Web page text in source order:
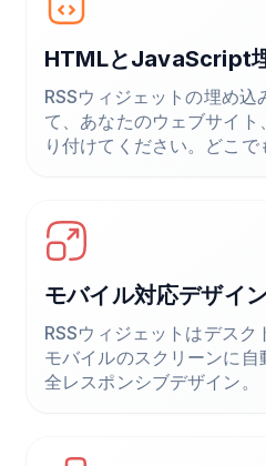
HTMLとJavaScript
RSSウィジェットの埋め込
て、あなたのウェブサイ
り付けてください。どこで
モバイル対応デザイン
RSSウィジェットはデスク
モバイルのスクリーンに
全レスポンシブデザイン。